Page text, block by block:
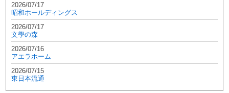
2026/07/17
昭和ホールディングス
2026/07/17
文學の森
2026/07/16
アエラホーム
2026/07/15
東日本流通